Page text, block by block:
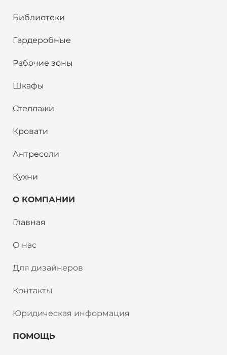
Библиотеки
Гардеробные
Рабочие зоны
Шкафы
Стеллажи
Кровати
Антресоли
Кухни
О КОМПАНИИ
Главная
О нас
Для дизайнеров
Контакты
Юридическая информация
ПОМОЩЬ